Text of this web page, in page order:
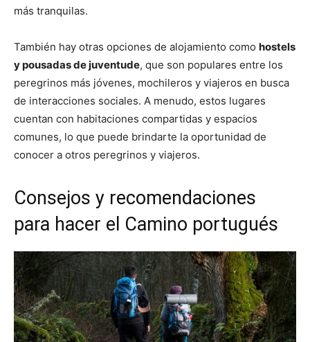
más tranquilas.
También hay otras opciones de alojamiento como hostels
y pousadas de juventude, que son populares entre los
peregrinos más jóvenes, mochileros y viajeros en busca
de interacciones sociales. A menudo, estos lugares
cuentan con habitaciones compartidas y espacios
comunes, lo que puede brindarte la oportunidad de
conocer a otros peregrinos y viajeros.
Consejos y recomendaciones
para hacer el Camino portugués